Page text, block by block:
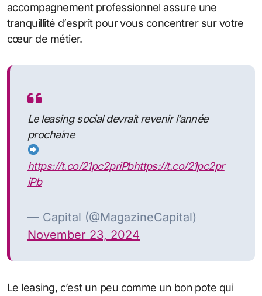
accompagnement professionnel assure une
tranquillité d’esprit pour vous concentrer sur votre
cœur de métier.
Le leasing social devrait revenir l’année
prochaine
https://t.co/21pc2priPbhttps://t.co/21pc2pr
iPb
— Capital (@MagazineCapital)
November 23, 2024
Le leasing, c’est un peu comme un bon pote qui